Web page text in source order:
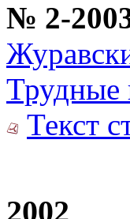
№ 2-
Трудные
Текст
2002